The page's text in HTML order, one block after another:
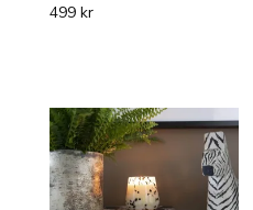
499 kr